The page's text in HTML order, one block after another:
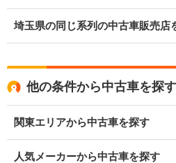
埼玉県の同じ系列の中古車販売店
他の条件から中古車を探す
関東エリアから中古車を探す
人気メーカーから中古車を探す